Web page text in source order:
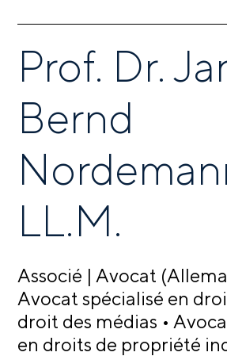
Prof. Dr.
Bernd
LL.M.
Associé | Avocat
Avocat spécialisé en
droit des médias •
en droits de propriété